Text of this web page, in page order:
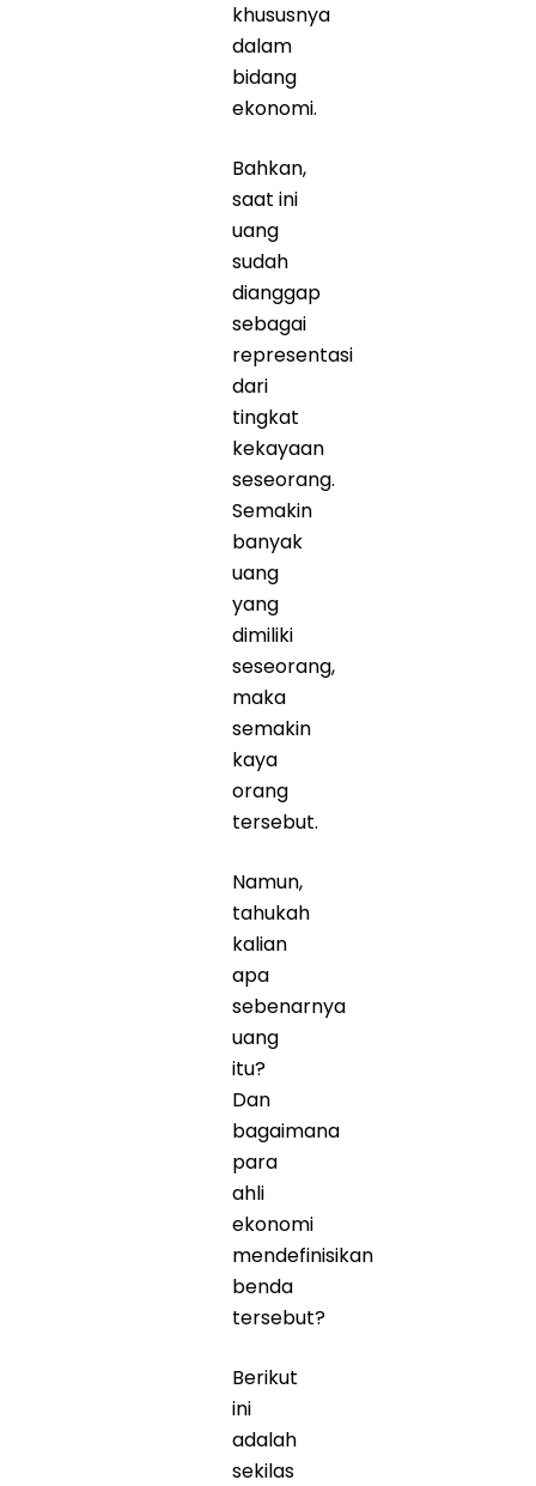
khususnya
dalam
bidang
ekonomi.
Bahkan,
saat ini
uang
sudah
dianggap
sebagai
representasi
dari
tingkat
kekayaan
seseorang.
Semakin
banyak
uang
yang
dimiliki
seseorang,
maka
semakin
kaya
orang
tersebut.
Namun,
tahukah
kalian
apa
sebenarnya
uang
itu?
Dan
bagaimana
para
ahli
ekonomi
mendefinisikan
benda
tersebut?
Berikut
ini
adalah
sekilas